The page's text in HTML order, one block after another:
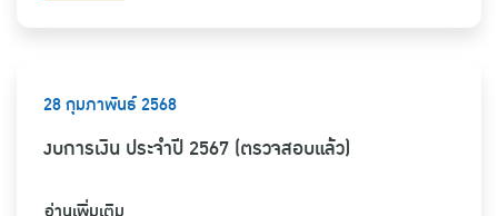
28 กุมภาพันธ์ 2568
งบการเงิน ประจำปี 2567 (ตรวจสอบแล้ว)